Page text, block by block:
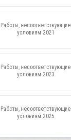
Работы, несоответствующие
условиям 2021
Работы, несоответствующие
условиям 2023
Работы, несоответствующие
условиям 2025